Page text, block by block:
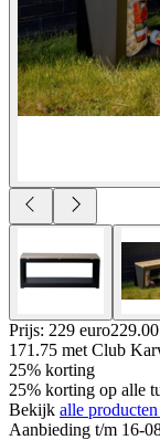
Prijs: 229 euro229.00
171.75 met Club
25% korting
25% korting op alle
Bekijk alle
Aanbieding t/m 16-